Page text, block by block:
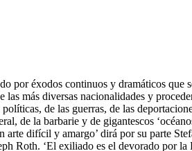
por éxodos continuos y dramáticos que
las más diversas nacionalidades y
de las guerras, de las
de la barbarie y de gigantescos
arte difícil y amargo’ dirá por su parte
Roth. ‘El exiliado es el devorado por la